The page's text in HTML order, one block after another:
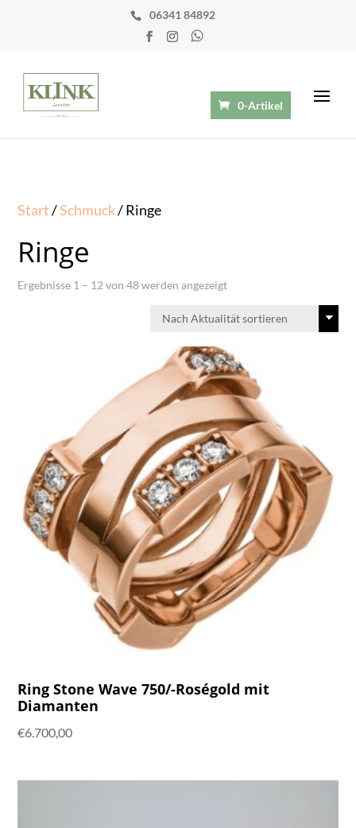
06341 84892
0-Artikel
Start/Schmuck/ Ringe
Ringe
Ergebnisse 1 – 12 von 48 werden angezeigtNach
sortiert
Ring Stone Wave 750/-Roségold mit
Diamanten
€6.700,00